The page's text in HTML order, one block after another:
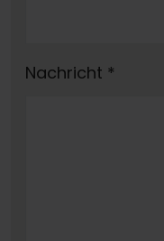
Nachricht *